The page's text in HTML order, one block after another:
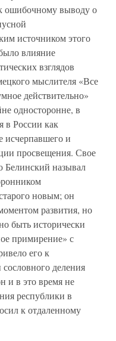
ошибочному выводу о
источником этого
влияние
взглядов
мыслителя «Все
действительно»
односторонне, в
в России как
исчерпавшего и
просвещения. Свое
Белинский называл
новым; он
развития, но
быть исторически
примирение» с
его к
деления
и в это время не
республики в
к отдаленному